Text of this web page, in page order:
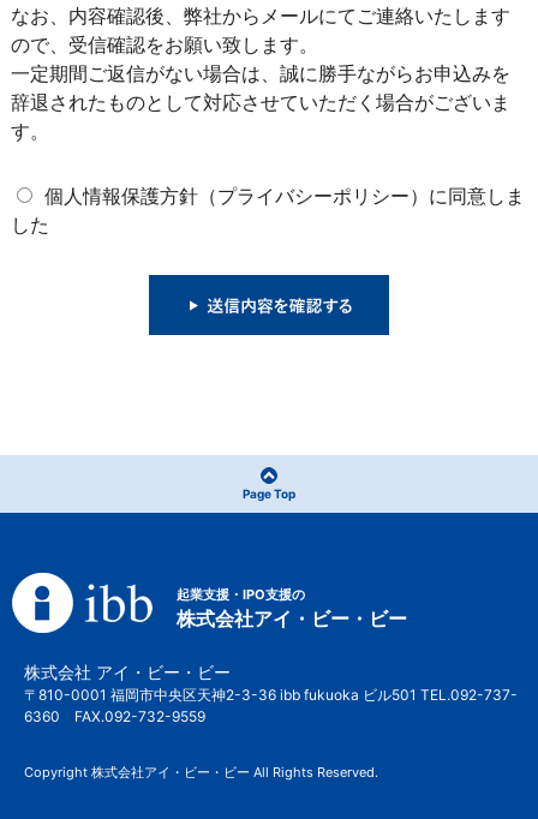
なお、内容確認後、弊社からメールにてご連絡いたします
ので、受信確認をお願い致します。
一定期間ご返信がない場合は、誠に勝手ながらお申込みを
辞退されたものとして対応させていただく場合がございま
す。
個人情報保護方針（プライバシーポリシー）に同意しま
した
Page Top
起業支援・IPO支援の
株式会社アイ・ビー・ビー
株式会社 アイ・ビー・ビー
〒810-0001 福岡市中央区天神2-3-36 ibb fukuoka ビル501 TEL.092-737-
6360 FAX.092-732-9559
Copyright 株式会社アイ・ビー・ビー All Rights Reserved.